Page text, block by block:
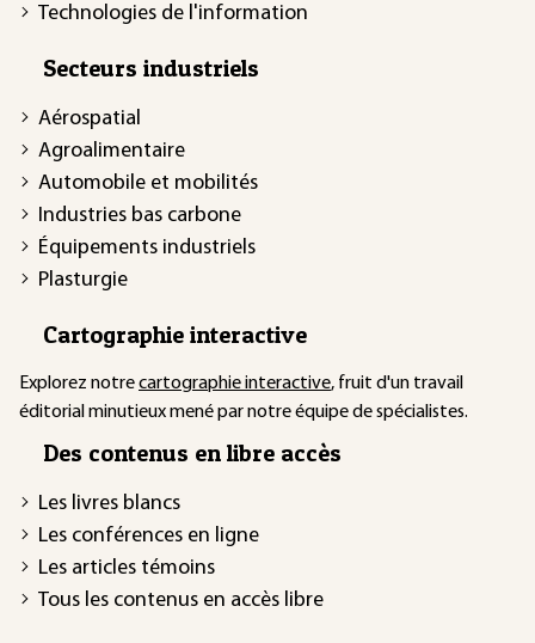
Technologies de l'information
Secteurs industriels
Aérospatial
Agroalimentaire
Automobile et mobilités
Industries bas carbone
Équipements industriels
Plasturgie
Cartographie interactive
Explorez notrecartographie interactive, fruit d'un travail
éditorial minutieux mené par notre équipe de spécialistes.
Des contenus en libre accès
Les livres blancs
Les conférences en ligne
Les articles témoins
Tous les contenus en accès libre